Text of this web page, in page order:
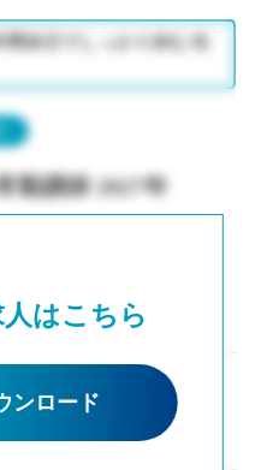
た場合は代休取得で対応
はこちら
ンロード
勤講師 2027年
的に進めています ・生
年度もクラス増決定 ・
ャリアチェンジなど未